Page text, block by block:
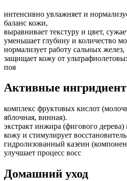
интенсивно увлажняет и
баланс кожи,
выравнивает текстуру и цвет,
уменьшает глубину и количество
нормализует работу сальных желез,
защищает кожу от
поя
Активные
комплекс фруктовых кислот
яблочная, винная).
экстракт инжира (фигового
кожу и стимулирует
гидролизованный казеин
улучшает процесс восс
Домашний уход